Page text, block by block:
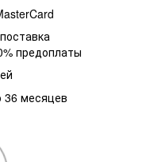
предоплаты
36 месяцев